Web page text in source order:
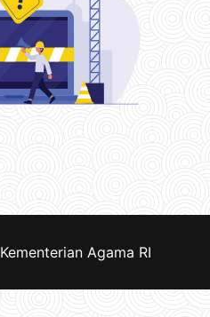
Kementerian Agama RI